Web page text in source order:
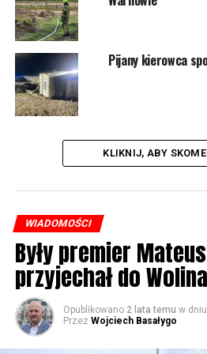
23831 odsłon
POWIĄZANE TEMATY:
Kilkaset osób odwiedziło
Noc Muzeów 2022 w Wolińskim
Pijany kierowca
KLIKNIJ, ABY
WIADOMOŚCI
Były premier
przyjechał do Wolina
Opublikowano 2 lata temu w dniu
Przez Wojciech Basałygo